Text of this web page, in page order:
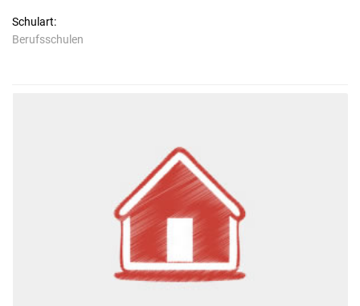
Schulart:
Berufsschulen